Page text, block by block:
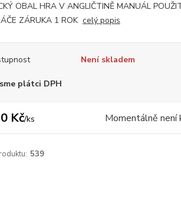
OBAL HRA V ANGLIČTINĚ MANUÁL
ZÁRUKA 1 ROK celý popis
Není skladem
plátci DPH
Kč/ks Momentálně není
539